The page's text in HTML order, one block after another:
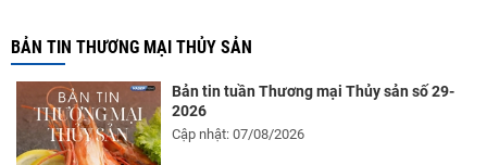
BẢN TIN THƯƠNG MẠI THỦY SẢN
Bản tin tuần Thương mại Thủy sản số 29-
2026
Cập nhật: 07/08/2026